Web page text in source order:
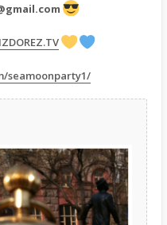
seamoonparty1/